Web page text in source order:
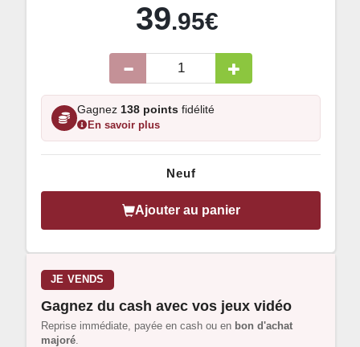
39.95€
Gagnez 138 points fidélité
En savoir plus
Neuf
Ajouter au panier
JE VENDS
Gagnez du cash avec vos jeux vidéo
Reprise immédiate, payée en cash ou en bon d'achat
majoré.